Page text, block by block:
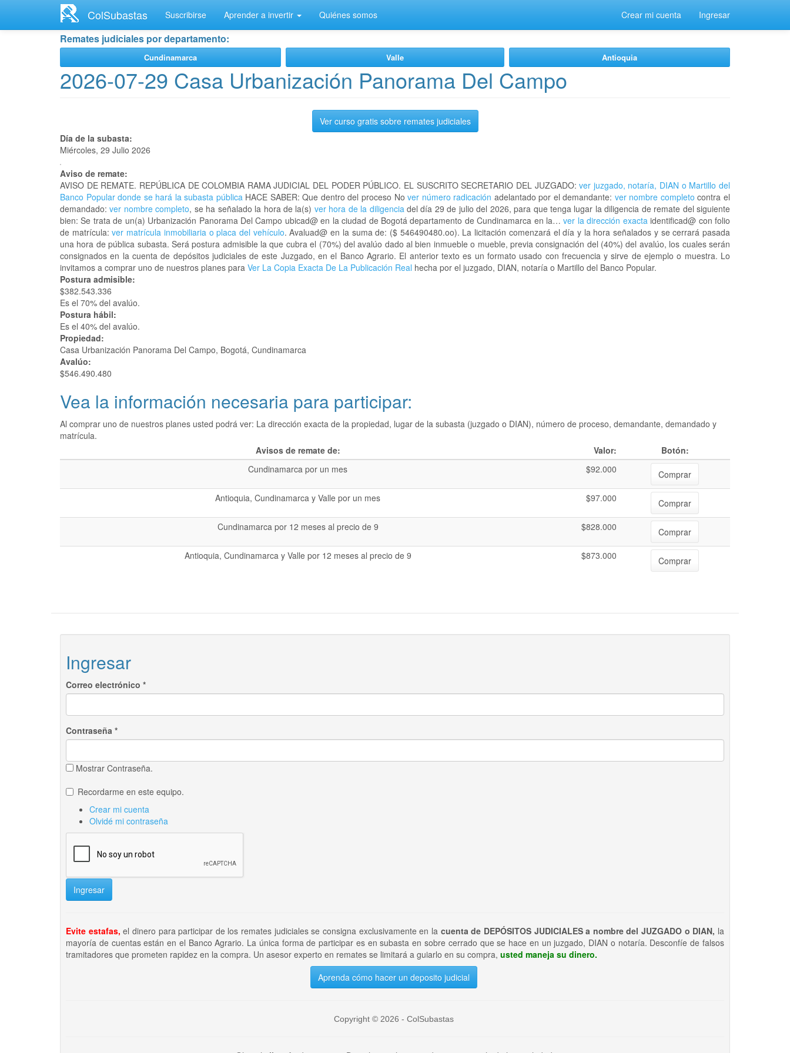
contenido
ColSubastas Suscribirse Aprender a invertir Quiénes somos Crear mi cuenta Ingresar
Remates judiciales por departamento:
Cundinamarca Valle Antioquia
2026-07-29 Casa Urbanización Panorama Del Campo
Ver curso gratis sobre remates judiciales
Día de la subasta:
Miércoles, 29 Julio 2026
Aviso de remate:
AVISO DE REMATE. REPÚBLICA DE COLOMBIA RAMA JUDICIAL DEL PODER PÚBLICO. EL SUSCRITO SECRETARIO DEL JUZGADO: ver juzgado, notaría, DIAN o Martillo del
Banco Popular donde se hará la subasta públicaHACE SABER: Que dentro del proceso Nover número radicación adelantado por el demandante: ver nombre completo contra el
demandado:ver nombre completo, se ha señalado la hora de la(s) ver hora de la diligenciadel día 29 de julio del 2026, para que tenga lugar la diligencia de remate del siguiente
bien: Se trata de un(a) Urbanización Panorama Del Campo ubicad@ en la ciudad de Bogotá departamento de Cundinamarca en la…ver la dirección exactaidentificad@ con folio
de matrícula:ver matrícula inmobiliaria o placa del vehículo. Avaluad@ en la suma de: ($ 546490480.oo). La licitación comenzará el día y la hora señalados y se cerrará pasada
una hora de pública subasta. Será postura admisible la que cubra el (70%) del avalúo dado al bien inmueble o mueble, previa consignación del (40%) del avalúo, los cuales serán
consignados en la cuenta de depósitos judiciales de este Juzgado, en el Banco Agrario. El anterior texto es un formato usado con frecuencia y sirve de ejemplo o muestra. Lo
invitamos a comprar uno de nuestros planes para Ver La Copia Exacta De La Publicación Real hecha por el juzgado, DIAN, notaría o Martillo del Banco Popular.
Postura admisible:
$382.543.336
Es el 70% del avalúo.
Postura hábil:
Es el 40% del avalúo.
Propiedad:
Casa Urbanización Panorama Del Campo, Bogotá, Cundinamarca
Avalúo:
$546.490.480
Vea la información necesaria para participar:
Al comprar uno de nuestros planes usted podrá ver: La dirección exacta de la propiedad, lugar de la subasta (juzgado o DIAN), número de proceso, demandante, demandado y
matrícula.
Avisos de remate de:
Valor:
Botón:
Cundinamarca por un mes
$92.000
Comprar
Antioquia, Cundinamarca y Valle por un mes
$97.000
Comprar
Cundinamarca por 12 meses al precio de 9
$828.000
Comprar
Antioquia, Cundinamarca y Valle por 12 meses al precio de 9
$873.000 Comprar
Ingresar
Correo electrónico *
Contraseña *
Mostrar Contraseña.
Recordarme en este equipo.
Crear mi cuenta
Olvidé mi contraseña
Ingresar
Evite estafas, el dinero para participar de los remates judiciales se consigna exclusivamente en lacuenta de DEPÓSITOS JUDICIALES a nombre del JUZGADO o DIAN, la
mayoría de cuentas están en el Banco Agrario. La única forma de participar es en subasta en sobre cerrado que se hace en un juzgado, DIAN o notaría. Desconfíe de falsos
tramitadores que prometen rapidez en la compra. Un asesor experto en remates se limitará a guiarlo en su compra, usted maneja su dinero.
Aprenda cómo hacer un deposito judicial
Copyright © 2026 - ColSubastas